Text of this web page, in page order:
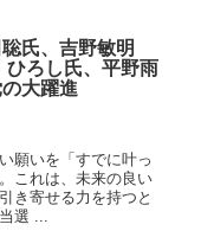
聡氏、吉野敏明
ひろし氏、平野雨
大躍進
願いを「すでに叶っ
これは、未来の良い
き寄せる力を持つと
選 ...